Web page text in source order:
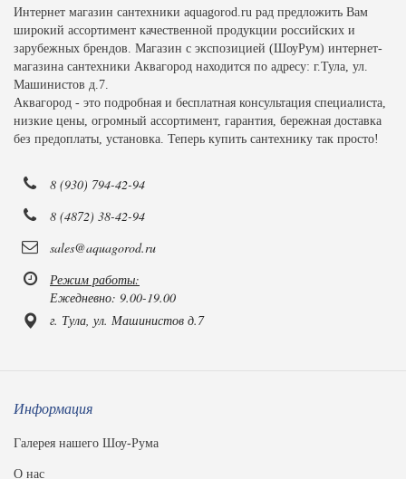
Интернет магазин сантехники aquagorod.ru рад предложить Вам
широкий ассортимент качественной продукции российских и
зарубежных брендов. Магазин с экспозицией (ШоуРум) интернет-
магазина сантехники Аквагород находится по адресу: г.Тула, ул.
Машинистов д.7.
Аквагород - это подробная и бесплатная консультация специалиста,
низкие цены, огромный ассортимент, гарантия, бережная доставка
без предоплаты, установка. Теперь купить сантехнику так просто!
8 (930) 794-42-94
8 (4872) 38-42-94
sales@aquagorod.ru
Режим работы:
Ежедневно: 9.00-19.00
г. Тула, ул. Машинистов д.7
Информация
Галерея нашего Шоу-Рума
О нас